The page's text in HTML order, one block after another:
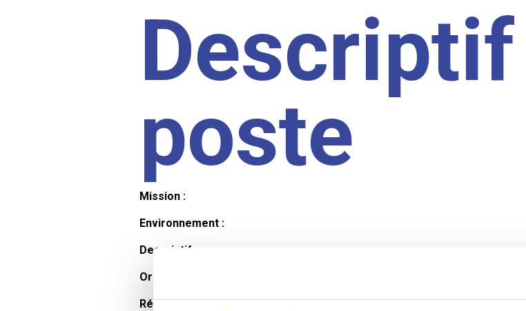
poste
Mission :
Environnement :
Descriptif :
Organisation et horaires :
Rémunération :